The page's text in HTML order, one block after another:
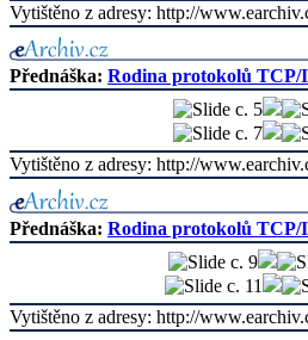
Vytištěno z adresy: http://
Přednáška: Rodina protokolů TCP/
Vytištěno z adresy: http://
Přednáška: Rodina protokolů TCP/
Vytištěno z adresy: http://